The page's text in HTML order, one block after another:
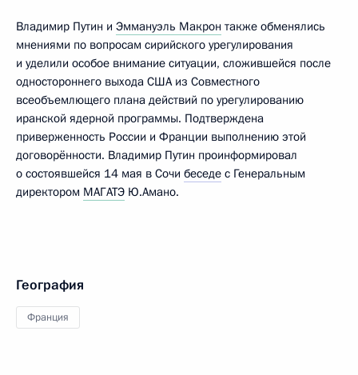
Владимир Путин и Эммануэль Макрон также обменялись
мнениями по вопросам сирийского урегулирования
и уделили особое внимание ситуации, сложившейся после
одностороннего выхода США из Совместного
всеобъемлющего плана действий по урегулированию
иранской ядерной программы. Подтверждена
приверженность России и Франции выполнению этой
договорённости. Владимир Путин проинформировал
о состоявшейся 14 мая в Сочи беседе с Генеральным
директором МАГАТЭ Ю.Амано.
География
Франция